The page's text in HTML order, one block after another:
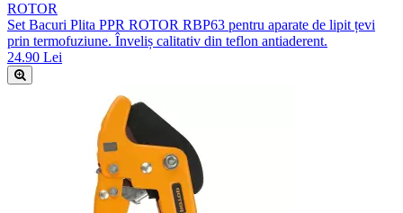
ROTOR
Set Bacuri Plita PPR ROTOR RBP63 pentru aparate de lipit țevi
prin termofuziune. Înveliș calitativ din teflon antiaderent.
24.90 Lei